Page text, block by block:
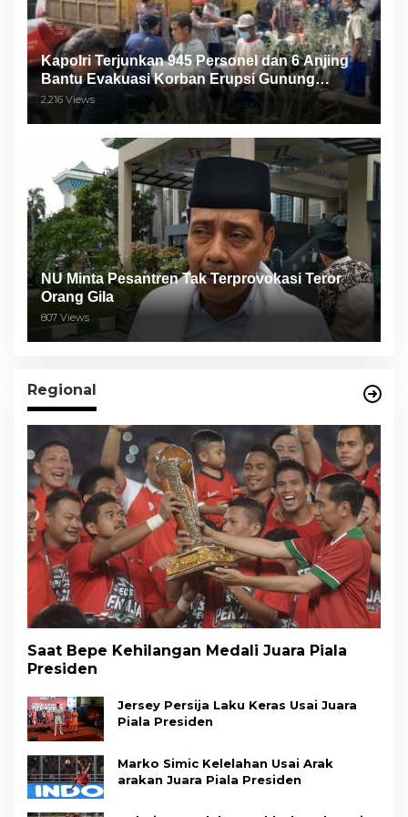
Kapolri Terjunkan 945 Personel dan 6 Anjing
Bantu Evakuasi Korban Erupsi Gunung
Semeru
2,216 Views
NU Minta Pesantren Tak Terprovokasi Teror
Orang Gila
807 Views
Regional
Saat Bepe Kehilangan Medali Juara Piala
Presiden
Jersey Persija Laku Keras Usai Juara
Piala Presiden
Marko Simic Kelelahan Usai Arak
arakan Juara Piala Presiden